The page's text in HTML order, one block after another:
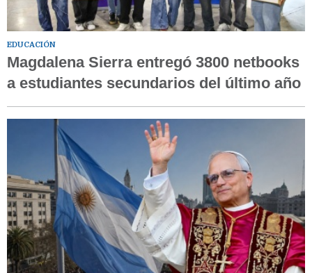
EDUCACIÓN
Magdalena Sierra entregó 3800 netbooks
a estudiantes secundarios del último año